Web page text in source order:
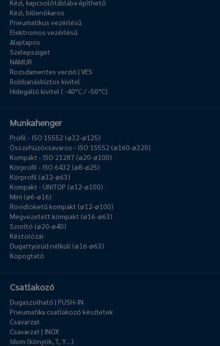
Kézi, kapcsolótáblába építhető
Kézi, billenőkaros
Pneumatikus vezérlésű
Elektromos vezérlésű
Alaplapos
Szelepsziget
NAMUR
Rozsdamentes verzió | VES
Robbanásbiztos kivitel
Hidegálló kivitel ( -40°C / -50°C)
Munkahenger
Profil - ISO 15552 (ø32-ø125)
Összehúzócsavaros - ISO 15552 (ø160-ø320)
Kompakt - ISO 21287 (ø20-ø100)
Körprofil - ISO 6432 (ø8-ø25)
Körprofil (ø32-ø63)
Kompakt - UNITOP (ø12-ø100)
Mini (ø6-ø16)
Rövidlöketű kompakt (ø12-ø100)
Megvezetett kompakt (ø16-ø63)
Szorító (ø20-ø40)
Késtolózár
Dugattyúrúd nélküli (ø16-ø63)
Kopogtató
Csatlakozó
Dugaszolható | PUSH-IN
Pneumatika csatlakozó készletek
Csavarzat
Csavarzat | INOX
Idom (könyök, T, Y…)